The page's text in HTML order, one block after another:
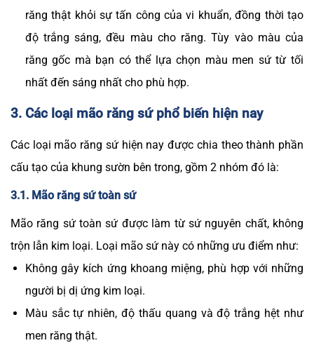
răng thật khỏi sự tấn công của vi khuẩn, đồng thời tạo
độ trắng sáng, đều màu cho răng. Tùy vào màu của
răng gốc mà bạn có thể lựa chọn màu men sứ từ tối
nhất đến sáng nhất cho phù hợp.
3. Các loại mão răng sứ phổ biến hiện nay
Các loại mão răng sứ hiện nay được chia theo thành phần
cấu tạo của khung sườn bên trong, gồm 2 nhóm đó là:
3.1. Mão răng sứ toàn sứ
Mão răng sứ toàn sứ được làm từ sứ nguyên chất, không
trộn lẫn kim loại. Loại mão sứ này có những ưu điểm như:
Không gây kích ứng khoang miệng, phù hợp với những
người bị dị ứng kim loại.
Màu sắc tự nhiên, độ thấu quang và độ trắng hệt như
men răng thật.